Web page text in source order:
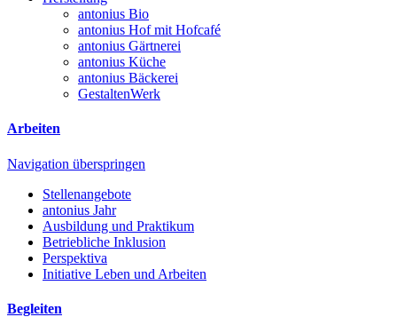
antonius Bio
antonius Hof mit Hofcafé
antonius Gärtnerei
antonius Küche
antonius Bäckerei
GestaltenWerk
Arbeiten
Navigation überspringen
Stellenangebote
antonius Jahr
Ausbildung und Praktikum
Betriebliche Inklusion
Perspektiva
Initiative Leben und Arbeiten
Begleiten